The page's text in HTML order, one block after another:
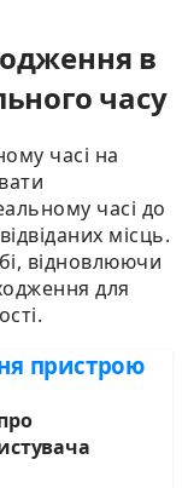
в
часу
часі на
часі до
місць.
відновлюючи
для
пристрою